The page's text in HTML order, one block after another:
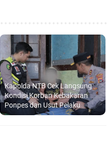
Kapolda NTB Cek Langsung
Kondisi Korban Kebakaran
Ponpes dan Usut Pelaku